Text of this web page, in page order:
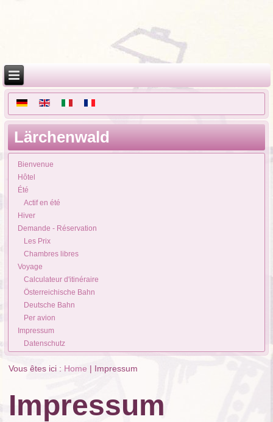
Lärchenwald
Bienvenue
Hôtel
Été
Actif en été
Hiver
Demande - Réservation
Les Prix
Chambres libres
Voyage
Calculateur d'itinéraire
Österreichische Bahn
Deutsche Bahn
Per avion
Impressum
Datenschutz
Vous êtes ici : Home | Impressum
Impressum